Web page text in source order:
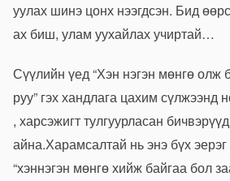
уулах шинэ цонх нээгдсэн. Бид
ах биш, улам уухайлахучиртай…
Сүүлийн үед“Хэн нэгэн мөнгөолж
руу” гэххандлага цахим сүлжээнд
, харсэжигттулгуурласан бичвэрүүд
айна.Харамсалтай ньэнэ бүхэерэг
“хэннэгэн мөнгөхийж байгаа бол